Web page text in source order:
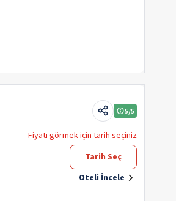
5/5
Fiyatı görmek için tarih seçiniz
Tarih Seç
Oteli İncele